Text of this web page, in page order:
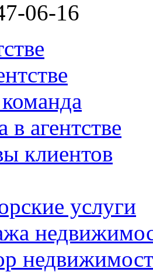
06-16
в агентстве
клиентов
услуги